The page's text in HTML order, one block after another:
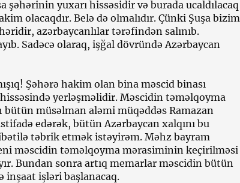
şəhərinin yuxarı hissəsidir və burada ucaldılacaq
olacaqdır. Belə də olmalıdır. Çünki Şuşa bizim
azərbaycanlılar tərəfindən salınıb.
Sadəcə olaraq, işğal dövründə Azərbaycan
Şəhərə hakim olan bina məscid binası
yerləşməlidir. Məscidin təməlqoyma
bütün müsəlman aləmi müqəddəs Ramazan
edərək, bütün Azərbaycan xalqını bu
təbrik etmək istəyirəm. Məhz bayram
məscidin təməlqoyma mərasiminin keçirilməsi
Bundan sonra artıq memarlar məscidin bütün
inşaat işləri başlanacaq.